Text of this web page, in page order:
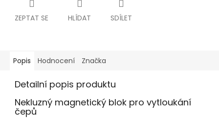
ZEPTAT SE HLÍDAT SDÍLET
Popis Hodnocení Značka
Detailní popis produktu
Nekluzný magnetický blok pro vytloukání
čepů